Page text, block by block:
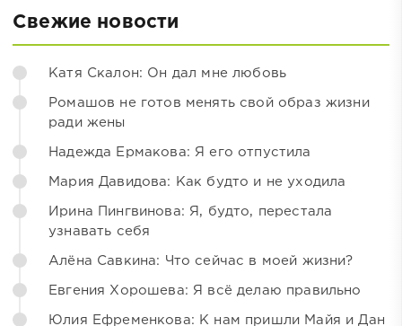
Свежие новости
Катя Скалон: Он дал мне любовь
Ромашов не готов менять свой образ жизни
ради жены
Надежда Ермакова: Я его отпустила
Мария Давидова: Как будто и не уходила
Ирина Пингвинова: Я, будто, перестала
узнавать себя
Алёна Савкина: Что сейчас в моей жизни?
Евгения Хорошева: Я всё делаю правильно
Юлия Ефременкова: К нам пришли Майя и Дан